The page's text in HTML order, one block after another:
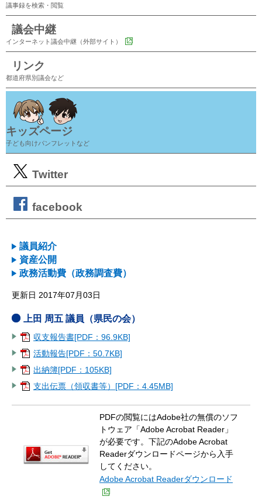
議事録を検索・閲覧
議会中継
インターネット議会中継（外部サイト）
リンク
都道府県別議会など
キッズページ
子ども向けパンフレットなど
Twitter
facebook
議員紹介
資産公開
政務活動費（政務調査費）
更新日 2017年07月03日
上田 周五 議員（県民の会）
収支報告書[PDF：96.9KB]
活動報告[PDF：50.7KB]
出納簿[PDF：105KB]
支出伝票（領収書等）[PDF：4.45MB]
PDFの閲覧にはAdobe社の無償のソフ
トウェア「Adobe Acrobat Reader」
が必要です。下記のAdobe Acrobat
Readerダウンロードページから入手
してください。
Adobe Acrobat Readerダウンロード